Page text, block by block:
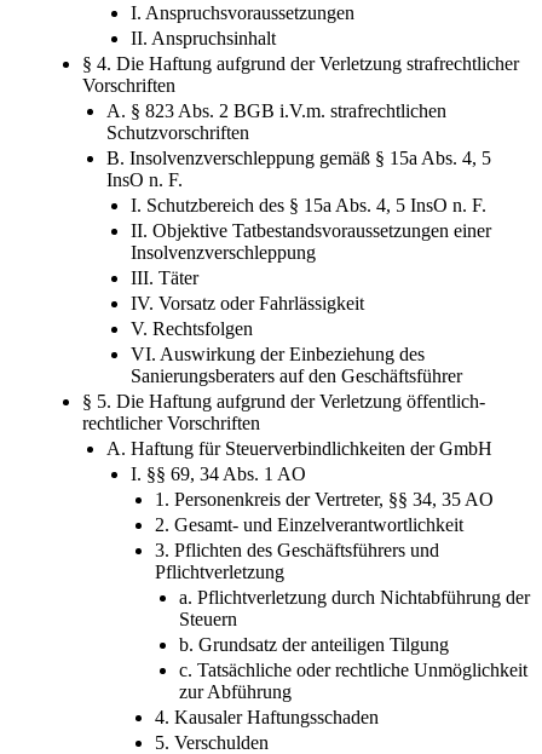
I. Anspruchsvoraussetzungen
II. Anspruchsinhalt
§ 4. Die Haftung aufgrund der Verletzung strafrechtlicher
Vorschriften
A. § 823 Abs. 2 BGB i.V.m. strafrechtlichen
Schutzvorschriften
B. Insolvenzverschleppung gemäß § 15a Abs. 4, 5
InsO n. F.
I. Schutzbereich des § 15a Abs. 4, 5 InsO n. F.
II. Objektive Tatbestandsvoraussetzungen einer
Insolvenzverschleppung
III. Täter
IV. Vorsatz oder Fahrlässigkeit
V. Rechtsfolgen
VI. Auswirkung der Einbeziehung des
Sanierungsberaters auf den Geschäftsführer
§ 5. Die Haftung aufgrund der Verletzung öffentlich-
rechtlicher Vorschriften
A. Haftung für Steuerverbindlichkeiten der GmbH
I. §§ 69, 34 Abs. 1 AO
1. Personenkreis der Vertreter, §§ 34, 35 AO
2. Gesamt- und Einzelverantwortlichkeit
3. Pflichten des Geschäftsführers und
Pflichtverletzung
a. Pflichtverletzung durch Nichtabführung der
Steuern
b. Grundsatz der anteiligen Tilgung
c. Tatsächliche oder rechtliche Unmöglichkeit
zur Abführung
4. Kausaler Haftungsschaden
5. Verschulden